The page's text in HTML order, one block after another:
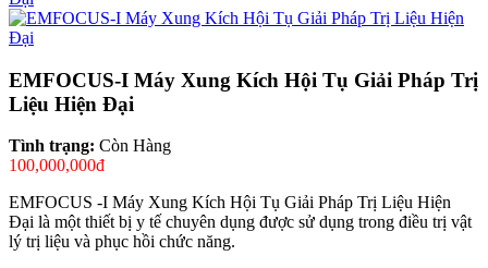
EMFOCUS-I Máy Xung Kích Hội Tụ Giải Pháp Trị
Liệu Hiện Đại
Tình trạng: Còn Hàng
100,000,000đ
EMFOCUS -I Máy Xung Kích Hội Tụ Giải Pháp Trị Liệu Hiện
Đại là một thiết bị y tế chuyên dụng được sử dụng trong điều trị vật
lý trị liệu và phục hồi chức năng.